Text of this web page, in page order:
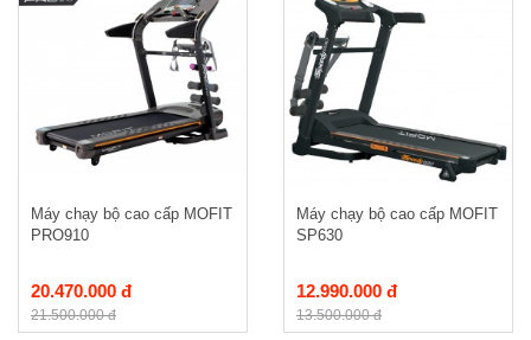
Máy chạy bộ cao cấp MOFIT
PRO910
20.470.000 đ
21.500.000 đ
Máy chạy bộ cao cấp MOFIT
SP630
12.990.000 đ
13.500.000 đ